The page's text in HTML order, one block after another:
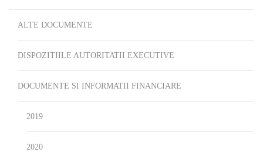
ALTE DOCUMENTE
DISPOZITIILE AUTORITATII EXECUTIVE
DOCUMENTE SI INFORMATII FINANCIARE
2019
2020